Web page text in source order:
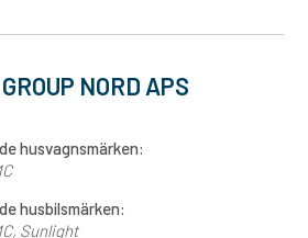
NORD APS
husvagnsmärken:
husbilsmärken:
Sunlight